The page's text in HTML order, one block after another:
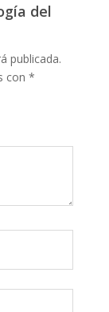
del
publicada.
con *